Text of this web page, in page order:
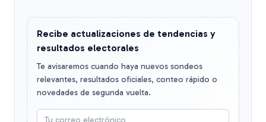
Recibe actualizaciones de tendencias y
resultados electorales
Te avisaremos cuando haya nuevos sondeos
relevantes, resultados oficiales, conteo rápido o
novedades de segunda vuelta.